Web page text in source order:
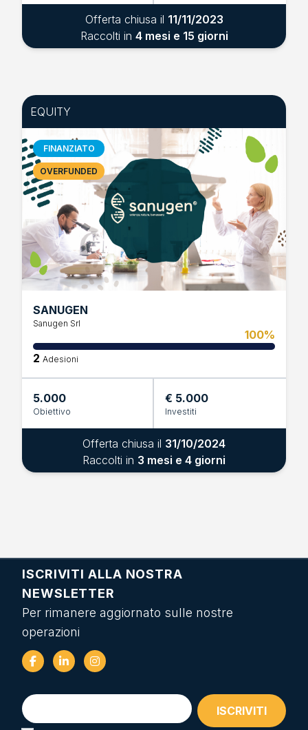
Offerta chiusa il 11/11/2023
Raccolti in 4 mesi e 15 giorni
EQUITY
FINANZIATO
OVERFUNDED
SANUGEN
Sanugen Srl
100%
2 Adesioni
5.000
Obiettivo
€ 5.000
Investiti
Offerta chiusa il 31/10/2024
Raccolti in 3 mesi e 4 giorni
ISCRIVITI ALLA NOSTRA
NEWSLETTER
Per rimanere aggiornato sulle nostre
operazioni